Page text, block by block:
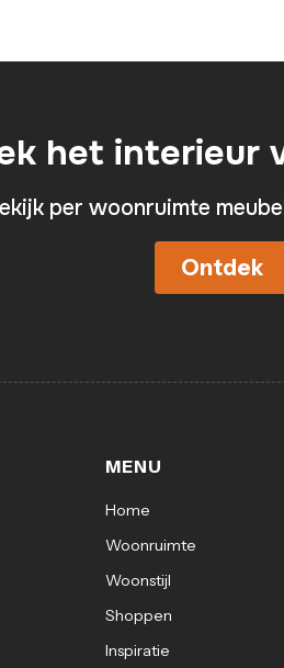
het interieur
per woonruimte
Ontdek
MENU
Home
Woonruimte
Woonstijl
Shoppen
Inspiratie